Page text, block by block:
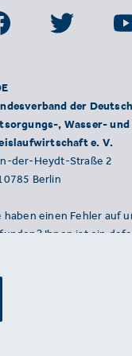
der
, Wasser- und
e. V.
der-Heydt-Straße 2
Berlin
haben einen Fehler auf
Ihnen ist ein